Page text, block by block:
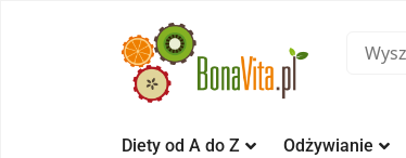
Diety od A do Z Odżywianie